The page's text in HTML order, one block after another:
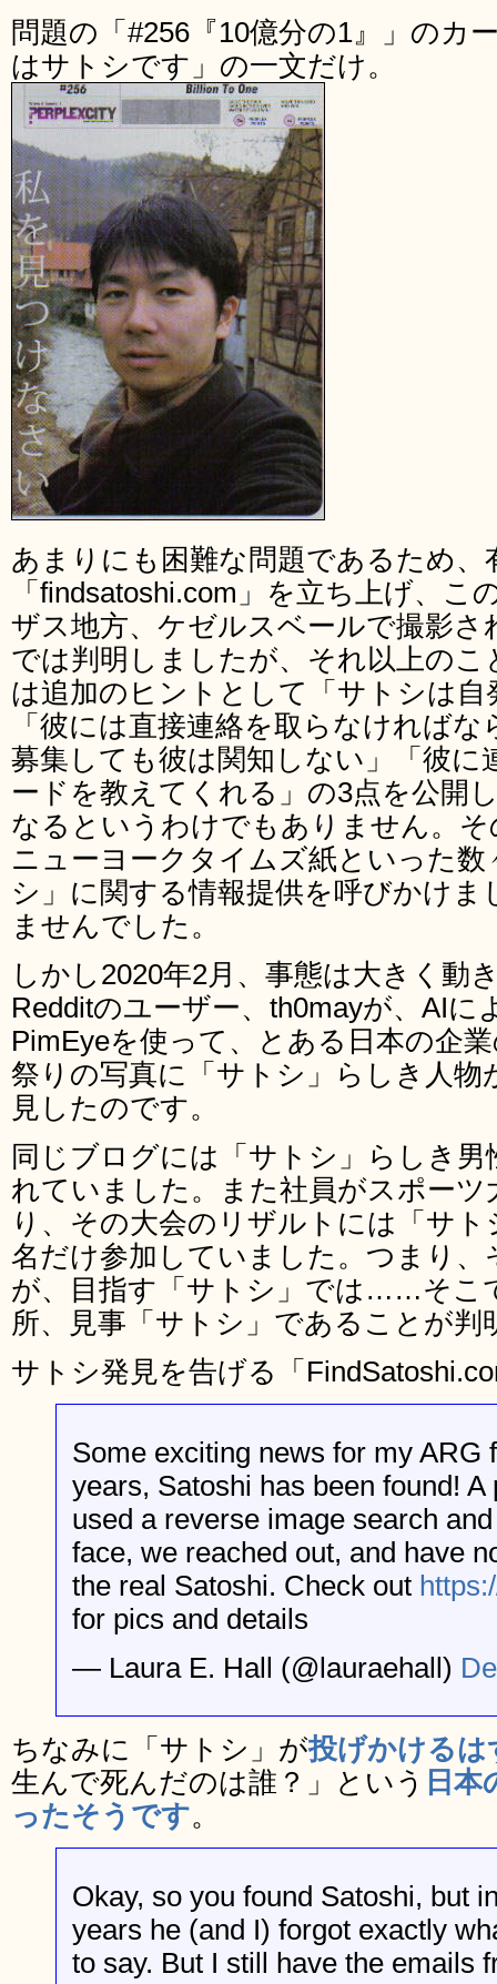
問題の「#256『10億分の1』」のカ
はサトシです」の一文だけ。
あまりにも困難な問題であるため、
「findsatoshi.com」を立ち上げ、
ザス地方、ケゼルスベールで撮影
では判明しましたが、それ以上のこ
は追加のヒントとして「サトシは自
「彼には直接連絡を取らなければ
募集しても彼は関知しない」「彼に
ードを教えてくれる」の3点を公開
なるというわけでもありません。
ニューヨークタイムズ紙といった
シ」に関する情報提供を呼びかけ
ませんでした。
しかし2020年2月、事態は大きく動
Redditのユーザー、th0mayが、AIに
PimEyeを使って、とある日本の企
祭りの写真に「サトシ」らしき人物
見したのです。
同じブログには「サトシ」らしき
れていました。また社員がスポーツ
り、その大会のリザルトには「サ
名だけ参加していました。つまり、
が、目指す「サトシ」では……そこ
所、見事「サトシ」であることが判
サトシ発見を告げる「
Some exciting news for my
years, Satoshi has been found! A
used a reverse image search
face, we reached out, and have
the real Satoshi. Check out
for pics and details
— Laura E. Hall (@lauraehall)
ちなみに「サトシ」が投げかける
生んで死んだのは誰？」という 日
ったそうです。
Okay, so you found Satoshi, but
years he (and I) forgot exactly
to say. But I still have the emails